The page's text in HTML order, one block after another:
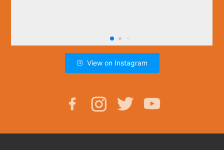
View on Instagram